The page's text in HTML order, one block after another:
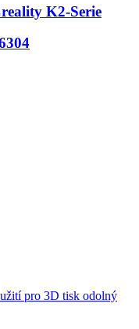
K2-​Serie
pro 3D tisk odolný